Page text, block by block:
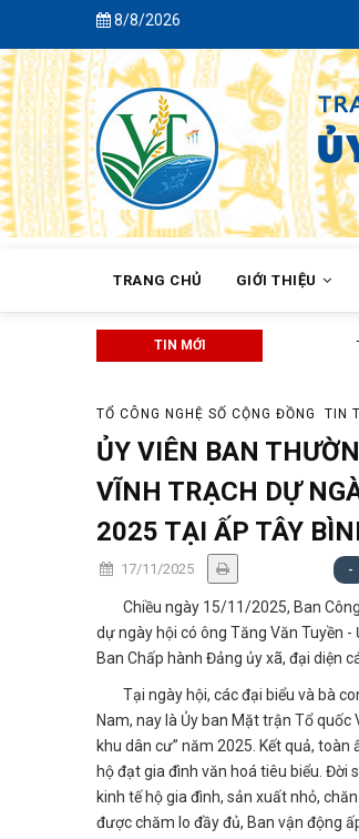
main
content
8/8/2026
NAVIGATION
TRANG CHỦ GIỚI THIỆU
TIN MỚI TUỔI TRẺ
TỔ CÔNG NGHỆ SỐ CỘNG ĐỒNG TIN
ỦY VIÊN BAN
VĨNH TRẠCH DỰ
2025 TẠI ẤP TÂY
17/11/2025 -
Chiều ngày 15/11/2025, Ban Công
dự ngày hội có ông Tăng Văn Tuyền
Ban Chấp hành Đảng ủy xã, đại diện
Tại ngày hội, các đại biểu và bà
Nam, nay là Ủy ban Mặt trận Tổ
khu dân cư” năm 2025. Kết quả,
hộ đạt gia đình văn hoá tiêu biểu.
kinh tế hộ gia đình, sản xuất nhỏ,
được chăm lo đầy đủ, Ban vận động